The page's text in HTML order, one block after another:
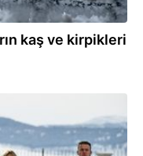
kaş ve kirpikleri